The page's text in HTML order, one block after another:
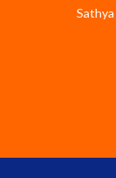
Sathya